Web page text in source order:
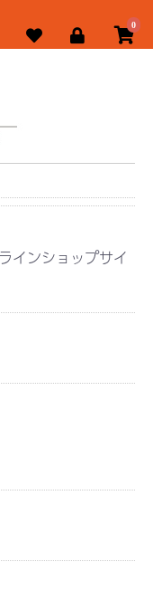
0
インショップサイ